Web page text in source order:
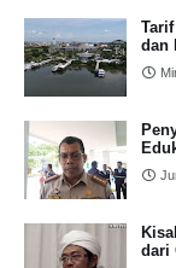
dan
dari